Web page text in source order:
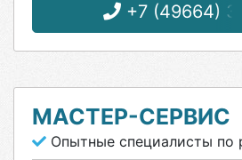
+7 (49664)
МАСТЕР-СЕРВИС
Опытные специалисты по